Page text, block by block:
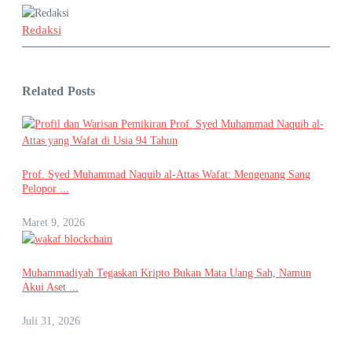
Redaksi
Related Posts
Prof. Syed Muhammad Naquib al-Attas Wafat: Mengenang Sang
Pelopor ...
Maret 9, 2026
Muhammadiyah Tegaskan Kripto Bukan Mata Uang Sah, Namun
Akui Aset ...
Juli 31, 2026